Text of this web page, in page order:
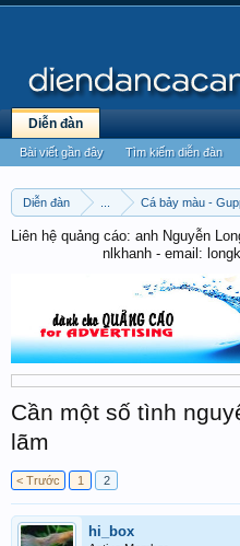
Diễn đàn Cá bảy màu -
Liên hệ quảng cáo: anh Nguyễn
nlkhanh - email:
Cần một số tình
lãm
< Trước 1 2
hi_box
Diễn đàn
Bài viết gần đây Tìm kiếm diễn đàn